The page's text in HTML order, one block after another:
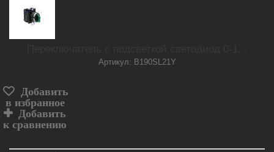
Артикул: B190SL21Y
Добавить
в избранное
Добавить
к сравнению